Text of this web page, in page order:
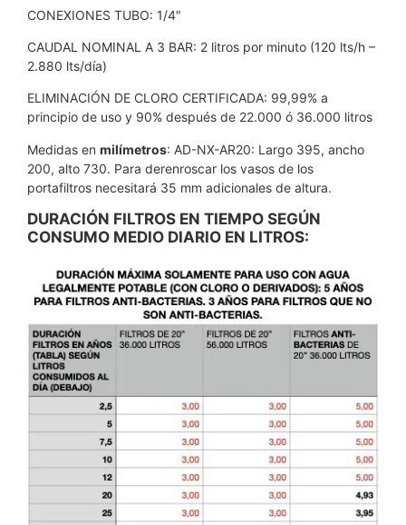
CONEXIONES TUBO: 1/4″
CAUDAL NOMINAL A 3 BAR: 2 litros por minuto (120 lts/h –
2.880 lts/día)
ELIMINACIÓN DE CLORO CERTIFICADA: 99,99% a
principio de uso y 90% después de 22.000 ó 36.000 litros
Medidas en milímetros: AD-NX-AR20: Largo 395, ancho
200, alto 730. Para derenroscar los vasos de los
portafiltros necesitará 35 mm adicionales de altura.
DURACIÓN FILTROS EN TIEMPO SEGÚN
CONSUMO MEDIO DIARIO EN LITROS: